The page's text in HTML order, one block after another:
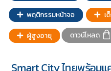
พฤติกรรมหน้าจอ เ
ผู้สูงอายุ ดาวน์โหลด